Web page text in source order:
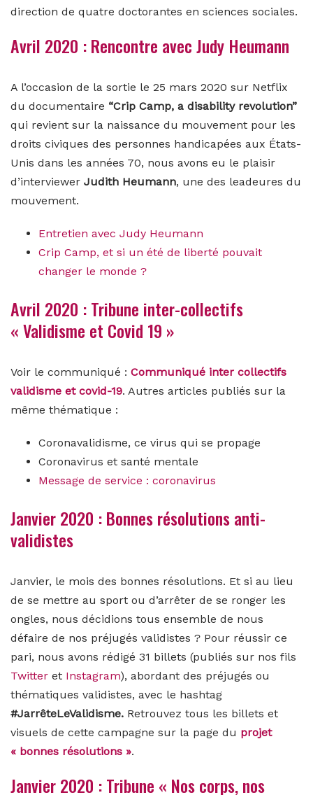
direction de quatre doctorantes en sciences sociales.
Avril 2020 : Rencontre avec Judy Heumann
A l’occasion de la sortie le 25 mars 2020 sur Netflix
du documentaire “Crip Camp, a disability revolution”
qui revient sur la naissance du mouvement pour les
droits civiques des personnes handicapées aux États-
Unis dans les années 70, nous avons eu le plaisir
d’interviewer Judith Heumann, une des leadeures du
mouvement.
Entretien avec Judy Heumann
Crip Camp, et si un été de liberté pouvait
changer le monde ?
Avril 2020 : Tribune inter-collectifs
« Validisme et Covid 19 »
Voir le communiqué : Communiqué inter collectifs
validisme et covid-19. Autres articles publiés sur la
même thématique :
Coronavalidisme, ce virus qui se propage
Coronavirus et santé mentale
Message de service : coronavirus
Janvier 2020 : Bonnes résolutions anti-
validistes
Janvier, le mois des bonnes résolutions. Et si au lieu
de se mettre au sport ou d’arrêter de se ronger les
ongles, nous décidions tous ensemble de nous
défaire de nos préjugés validistes ? Pour réussir ce
pari, nous avons rédigé 31 billets (publiés sur nos fils
Twitter et Instagram), abordant des préjugés ou
thématiques validistes, avec le hashtag
#JarrêteLeValidisme. Retrouvez tous les billets et
visuels de cette campagne sur la page du projet
« bonnes résolutions ».
Janvier 2020 : Tribune « Nos corps, nos